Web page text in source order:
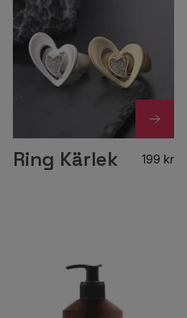
Ring Kärlek 199 kr